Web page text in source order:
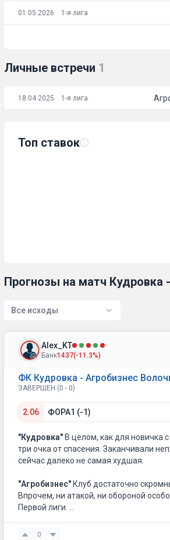
01.05.2026 1-я лига
Личные встречи 1
18.04.2025 1-я лига
Топ ставок
Прогнозы на матч Кудровка
Все исходы
Alex_KT
Банк1437(-11.3%)
ФК Кудровка - Агробизнес
ЗАВЕРШЕН (0 - 0)
2.06 ФОРА1 (-1)
"Кудровка" В целом, как для новичка
три очка от спасения. Заканчивали
сейчас далеко не самая худшая.
"Агробизнес" Клуб достаточно
Впрочем, ни атакой, ни обороной
Первой лиги.
Выбор
Честно говоря, не уверен, что
0